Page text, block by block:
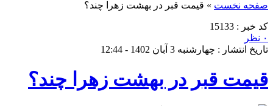
صفحه نخست » قیمت قبر در بهشت زهرا چند؟
کد خبر : 15133
۰ نظر
تاریخ انتشار : چهارشنبه 3 آبان 1402 - 12:44
قیمت قبر در بهشت زهرا چند؟